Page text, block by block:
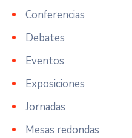
Conferencias
Debates
Eventos
Exposiciones
Jornadas
Mesas redondas